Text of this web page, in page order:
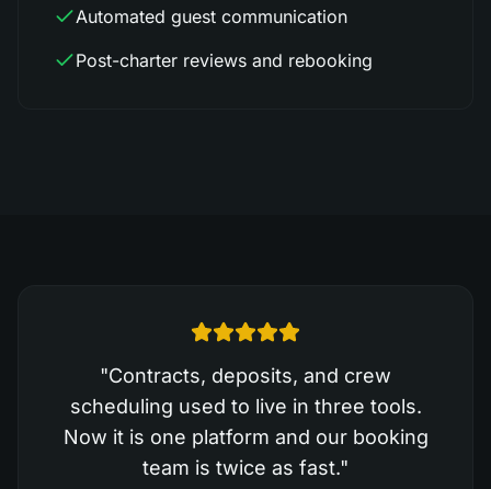
Automated guest communication
Post-charter reviews and rebooking
"Contracts, deposits, and crew
scheduling used to live in three tools.
Now it is one platform and our booking
team is twice as fast."